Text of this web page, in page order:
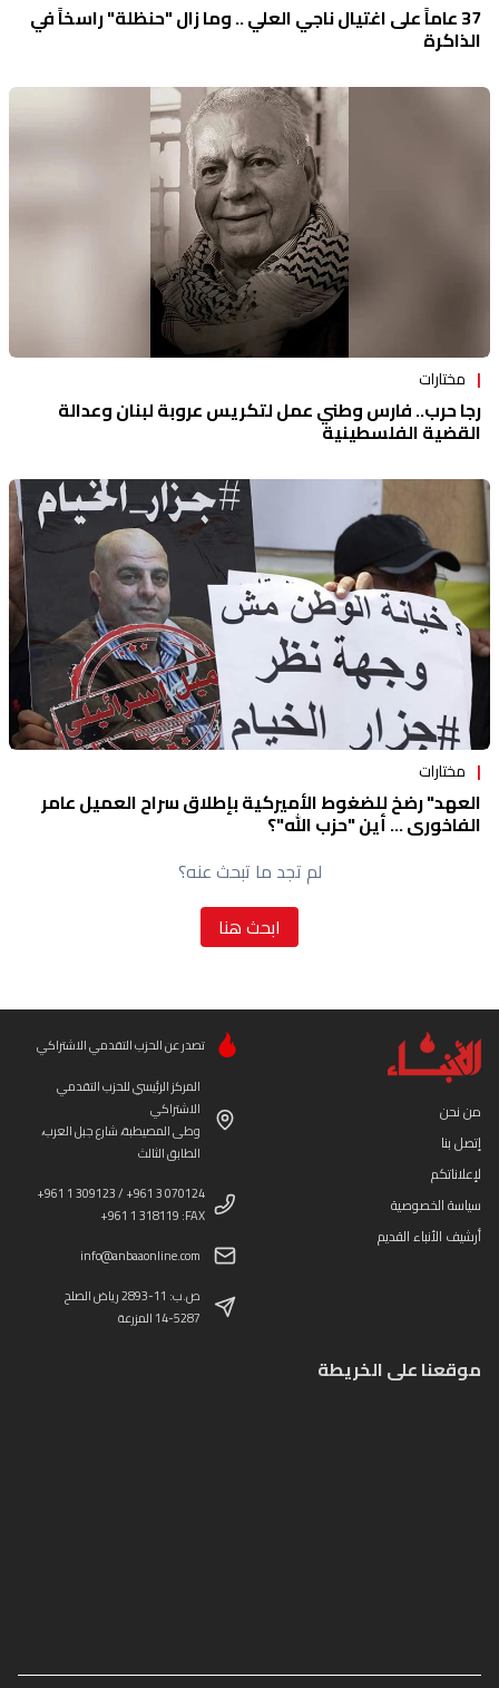
37 عاماً على اغتيال ناجي العلي .. وما زال "حنظلة" راسخاً في
الذاكرة
مختارات
رجا حرب.. فارس وطني عمل لتكريس عروبة لبنان وعدالة
القضية الفلسطينية
مختارات
العهد" رضخ للضغوط الأميركية بإطلاق سراح العميل عامر
الفاخوري ... أين "حزب الله"؟
لم تجد ما تبحث عنه؟
ابحث هنا
من نحن
إتصل بنا
لإعلاناتكم
سياسة الخصوصية
أرشيف الأنباء القديم
تصدر عن الحزب التقدمي الاشتراكي
المركز الرئيسي للحزب التقدمي
الاشتراكي
وطى المصيطبة، شارع جبل العرب،
الطابق الثالث
+961 1 309123 / +961 3 070124
+961 1 318119 :FAX
info@anbaaonline.com
ص.ب: 11-2893 رياض الصلح
14-5287 المزرعة
موقعنا على الخريطة